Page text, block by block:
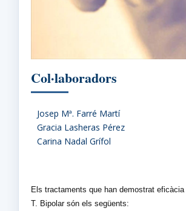
Col·laboradors
Josep Mª. Farré Martí
Gracia Lasheras Pérez
Carina Nadal Grífol
Els tractaments que han demostrat
T. Bipolar són els següents: